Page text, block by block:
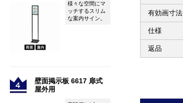
有効画寸法
仕様
返品
様々な空間にマ
ッチするスリム
な案内サイン。
壁面掲示板 6617 扉式
屋外用